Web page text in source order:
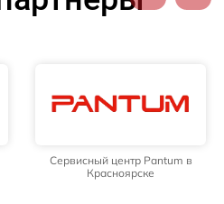
Сервисный центр Pantum в
Красноярске